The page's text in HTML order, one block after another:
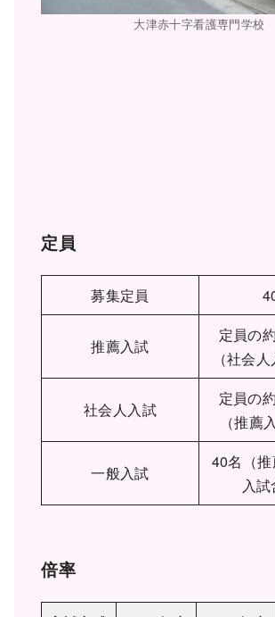
大津赤十字看護専門学校
定員
募集定員
推薦入試
定員の
（社会
社会人入試
定員の
（推薦
一般入試
40名（
入試
倍率